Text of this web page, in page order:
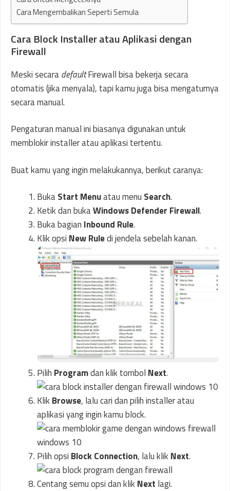
Cara Mengembalikan Seperti Semula
Cara Block Installer atau Aplikasi dengan
Firewall
Meski secaradefaultFirewall bisa bekerja secara
otomatis (jika menyala), tapi kamu juga bisa mengaturnya
secara manual.
Pengaturan manual ini biasanya digunakan untuk
memblokir installer atau aplikasi tertentu.
Buat kamu yang ingin melakukannya, berikut caranya:
BukaStart Menuatau menu Search.
Ketik dan bukaWindows Defender Firewall.
Buka bagian Inbound Rule.
Klik opsi New Ruledi jendela sebelah kanan.
Pilih Programdan klik tombol Next.
Klik Browse, lalu cari dan pilih installer atau
aplikasi yang ingin kamu block.
Pilih opsi Block Connection, lalu klik Next.
Centang semu opsi dan klik Next lagi.